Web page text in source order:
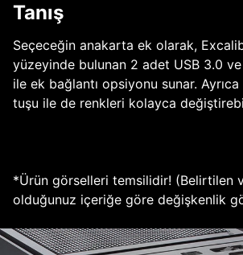
Tanış
Seçeceğin anakarta ek olarak,
yüzeyinde bulunan 2 adet USB 3.0
ile ek bağlantı opsiyonu sunar.
tuşu ile de renkleri kolayca
*Ürün görselleri temsilidir! (Belirtilen
olduğunuz içeriğe göre değişkenlik